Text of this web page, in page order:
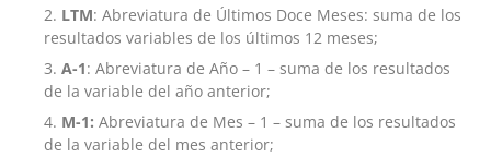
LTM: Abreviatura de Últimos Doce Meses: suma de los
resultados variables de los últimos 12 meses;
A-1: Abreviatura de Año – 1 – suma de los resultados
de la variable del año anterior;
M-1: Abreviatura de Mes – 1 – suma de los resultados
de la variable del mes anterior;